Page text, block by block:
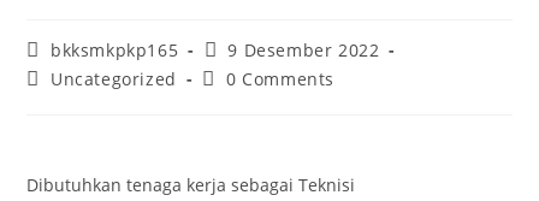
Post
author:
bkksmkpkp165
Post
published:
9 Desember 2022
PostUncategorized
Post0 Comments
Dibutuhkan tenaga kerja sebagai Teknisi